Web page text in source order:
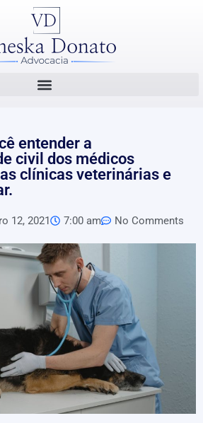
entender a
civil dos médicos
clínicas veterinárias e
12, 2021 7:00 am No Comments